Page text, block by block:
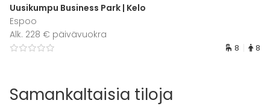
Uusikumpu Business Park | Kelo
Espoo
Alk. 228 € päivävuokra
8 8
Samankaltaisia tiloja